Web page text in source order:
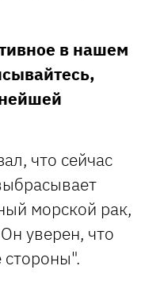
в нашем
что сейчас
морской рак,
уверен, что
стороны".